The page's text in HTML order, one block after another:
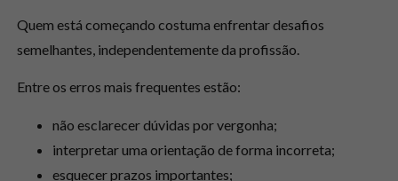
Quem está começando costuma enfrentar desafios
semelhantes, independentemente da profissão.
Entre os erros mais frequentes estão:
não esclarecer dúvidas por vergonha;
interpretar uma orientação de forma incorreta;
esquecer prazos importantes;